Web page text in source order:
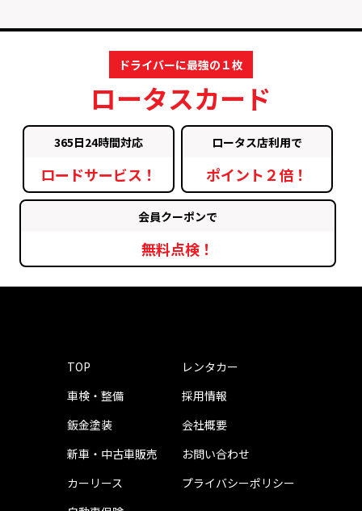
ドライバーに最強の１枚
ロータスカード
365日24時間対応
ロードサービス！
ロータス店利用で
ポイント２倍！
会員クーポンで
無料点検！
TOP
車検・整備
鈑金塗装
新車・中古車販売
カーリース
レンタカー
採用情報
会社概要
お問い合わせ
プライバシーポリシー